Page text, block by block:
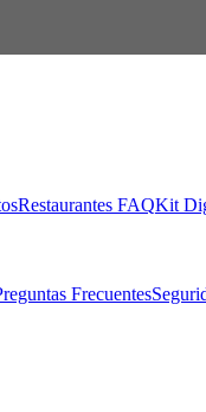
Restaurantes FAQKit
Frecuentes